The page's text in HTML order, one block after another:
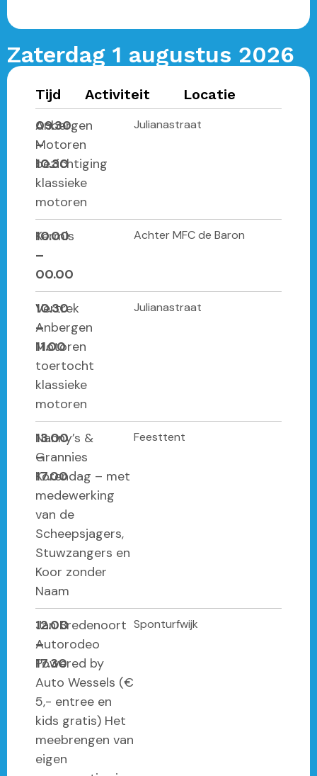
Zaterdag 1 augustus 2026
Tijd Activiteit
Locatie
09.30
–
10.30
Anbergen
Motoren
bezichtiging
klassieke
motoren
Julianastraat
10.00
–
00.00
Kermis Achter MFC de Baron
10.30
–
11.00
Vertrek
Anbergen
Motoren
toertocht
klassieke
motoren
Julianastraat
13.00
–
17.00
Nanny’s &
Grannies
Korendag – met
medewerking
van de
Scheepsjagers,
Stuwzangers en
Koor zonder
Naam
Feesttent
12.00
–
17.30
Jan Bredenoort
Autorodeo
Powered by
Auto Wessels (€
5,- entree en
kids gratis) Het
meebrengen van
eigen
Sponturfwijk